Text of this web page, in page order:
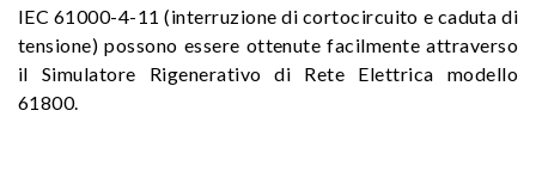
IEC 61000-4-11 (interruzione di cortocircuito e caduta di
tensione) possono essere ottenute facilmente attraverso
il Simulatore Rigenerativo di Rete Elettrica modello
61800.